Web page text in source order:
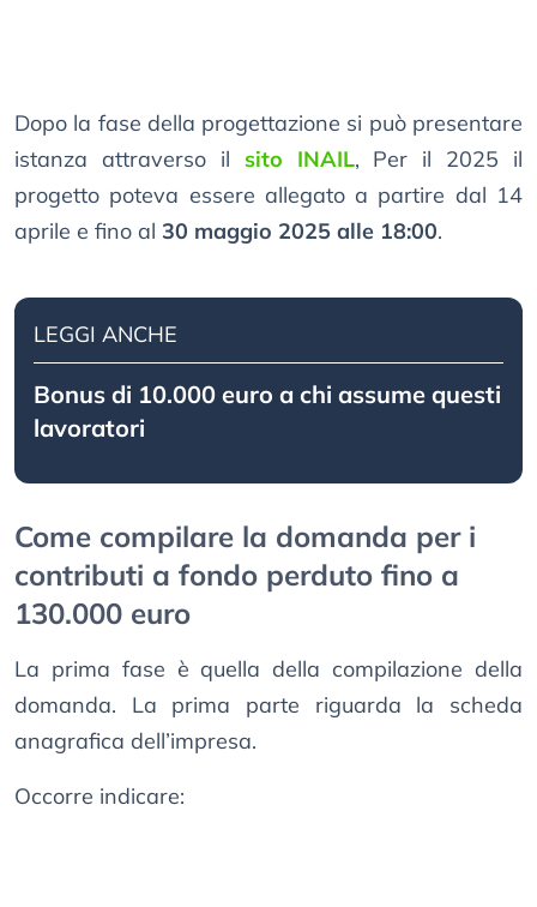
Dopo la fase della progettazione si può presentare
istanza attraverso il sito INAIL, Per il 2025 il
progetto poteva essere allegato a partire dal 14
aprile e fino al 30 maggio 2025 alle 18:00.
LEGGI ANCHE
Bonus di 10.000 euro a chi assume questi
lavoratori
Come compilare la domanda per i
contributi a fondo perduto fino a
130.000 euro
La prima fase è quella della compilazione della
domanda. La prima parte riguarda la scheda
anagrafica dell’impresa.
Occorre indicare: